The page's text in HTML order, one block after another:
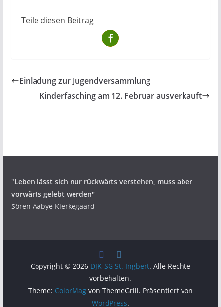
Teile diesen Beitrag
Einladung zur Jugendversammlung
Kinderfasching am 12. Februar ausverkauft
"Leben lässt sich nur rückwärts verstehen, muss aber
vorwärts gelebt werden"
Sören Aabye Kierkegaard
Copyright © 2026 DJK-SG St. Ingbert. Alle Rechte
vorbehalten.
Theme: ColorMagvon ThemeGrill. Präsentiert von
WordPress.